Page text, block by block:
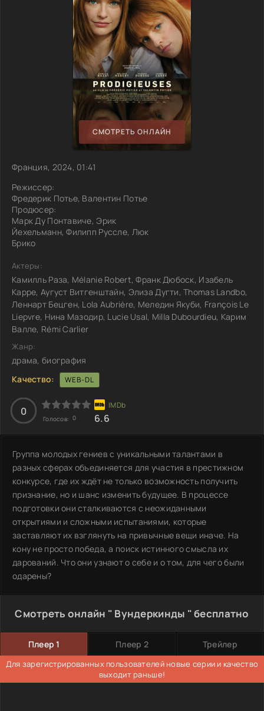
СМОТРЕТЬ ОНЛАЙН
Франция, 2024, 01:41
Режиссер:
Фредерик Потье, Валентин Потье
Продюсер:
Марк Ду Понтавиче, Эрик
Йехельманн, Филипп Руссле, Люк
Брико
Актеры:
Камилль Раза, Mélanie Robert, Франк Дюбоск, Изабель
Карре, Аугуст Витгенштайн, Элиза Дугти, Thomas Landbo,
Леннарт Бецген, Lola Aubrière, Меледин Якуби, François Le
Liepvre, Нина Мазодир, Lucie Usal, Milla Dubourdieu, Карим
Валле, Rémi Carlier
Жанр:
драма, биография
Качество:
WEB-DL
0
Голосов: 0 6.6
Группа молодых гениев с уникальными талантами в
разных сферах объединяется для участия в престижном
конкурсе, где их ждёт не только возможность получить
признание, но и шанс изменить будущее. В процессе
подготовки они сталкиваются с неожиданными
открытиями и сложными испытаниями, которые
заставляют их взглянуть на привычные вещи иначе. На
кону не просто победа, а поиск истинного смысла их
дарований. Что они узнают о себе и о том, для чего были
одарены?
Смотреть онлайн " Вундеркинды " бесплатно
Плеер 1 Плеер 2 Трейлер
Для зарегистрированных пользователей новые серии и качество
выходит раньше!